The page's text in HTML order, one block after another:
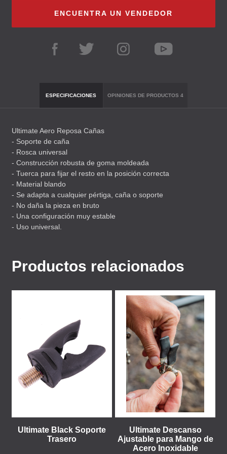
ENCUENTRA UN VENDEDOR
ESPECIFICACIONES OPINIONES DE PRODUCTOS 4
Ultimate Aero Reposa Cañas
- Soporte de caña
- Rosca universal
- Construcción robusta de goma moldeada
- Tuerca para fijar el resto en la posición correcta
- Material blando
- Se adapta a cualquier pértiga, caña o soporte
- No daña la pieza en bruto
- Una configuración muy estable
- Uso universal.
Productos relacionados
Ultimate Black Soporte
Trasero
Ultimate Descanso
Ajustable para Mango de
Acero Inoxidable